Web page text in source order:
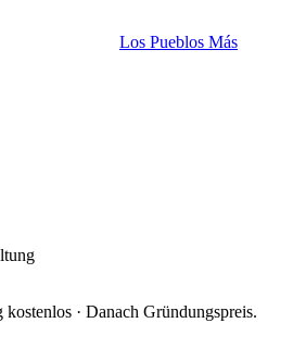
Los Pueblos Más
kostenlos · Danach Gründungspreis.